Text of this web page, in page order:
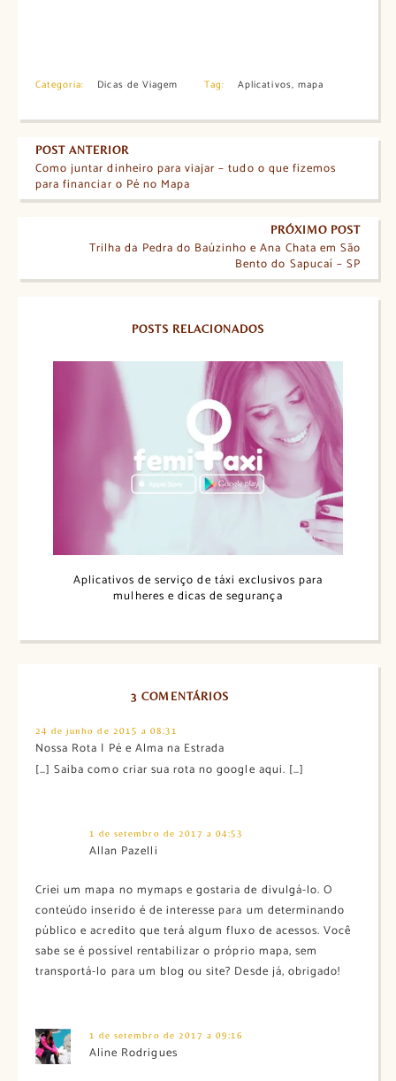
Categoria: Dicas de Viagem Tag: Aplicativos, mapa
POST ANTERIOR
Como juntar dinheiro para viajar – tudo o que fizemos
para financiar o Pé no Mapa
PRÓXIMO POST
Trilha da Pedra do Baúzinho e Ana Chata em São
Bento do Sapucaí – SP
POSTS RELACIONADOS
Aplicativos de serviço de táxi exclusivos para
mulheres e dicas de segurança
3 COMENTÁRIOS
24 de junho de 2015 a 08:31
Nossa Rota | Pé e Alma na Estrada
[…] Saiba como criar sua rota no google aqui. […]
1 de setembro de 2017 a 04:53
Allan Pazelli
Criei um mapa no mymaps e gostaria de divulgá-lo. O
conteúdo inserido é de interesse para um determinando
público e acredito que terá algum fluxo de acessos. Você
sabe se é possível rentabilizar o próprio mapa, sem
transportá-lo para um blog ou site? Desde já, obrigado!
1 de setembro de 2017 a 09:16
Aline Rodrigues